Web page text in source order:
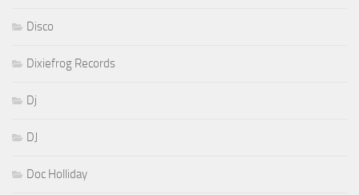
Disco
Dixiefrog Records
Dj
DJ
Doc Holliday